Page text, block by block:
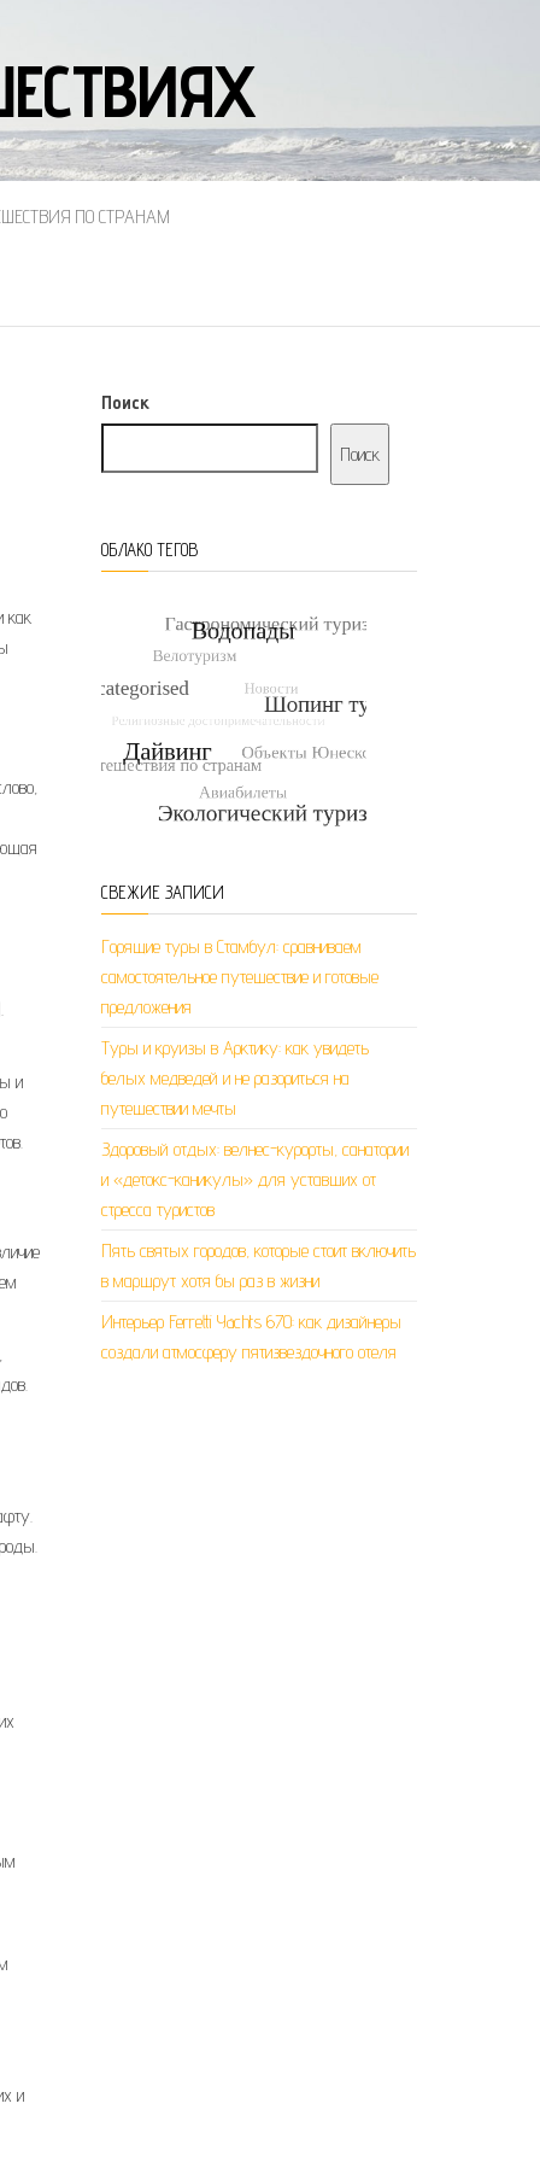
ПО СТРАНАМ
как
и
и
Поиск
Поиск
ОБЛАКО ТЕГОВ
СВЕЖИЕ ЗАПИСИ
Горящие туры в Стамбул: сравниваем
самостоятельное путешествие и готовые
предложения
Туры и круизы в Арктику: как увидеть
белых медведей и не разориться на
путешествии мечты
Здоровый отдых: велнес-курорты, санатории
и «детокс-каникулы» для уставших от
стресса туристов
Пять святых городов, которые стоит включить
в маршрут хотя бы раз в жизни
Интерьер Ferretti Yachts 670: как дизайнеры
создали атмосферу пятизвездочного отеля